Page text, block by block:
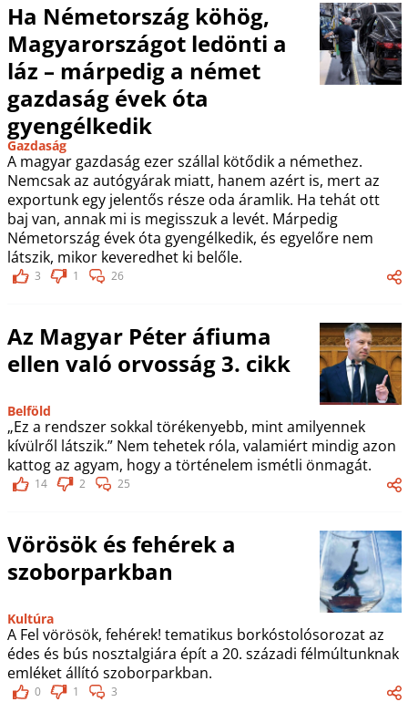
Ha Németország köhög,
Magyarországot ledönti a
láz – márpedig a német
gazdaság évek óta
gyengélkedik
Gazdaság
A magyar gazdaság ezer szállal kötődik a némethez.
Nemcsak az autógyárak miatt, hanem azért is, mert az
exportunk egy jelentős része oda áramlik. Ha tehát ott
baj van, annak mi is megisszuk a levét. Márpedig
Németország évek óta gyengélkedik, és egyelőre nem
látszik, mikor keveredhet ki belőle.
3 1 26
Az Magyar Péter áfiuma
ellen való orvosság 3. cikk
Belföld
„Ez a rendszer sokkal törékenyebb, mint amilyennek
kívülről látszik.” Nem tehetek róla, valamiért mindig azon
kattog az agyam, hogy a történelem ismétli önmagát.
14 2 25
Vörösök és fehérek a
szoborparkban
Kultúra
A Fel vörösök, fehérek! tematikus borkóstolósorozat az
édes és bús nosztalgiára épít a 20. századi félmúltunknak
emléket állító szoborparkban.
0 1 3